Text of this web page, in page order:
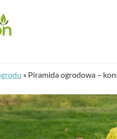
» Piramida ogrodowa –